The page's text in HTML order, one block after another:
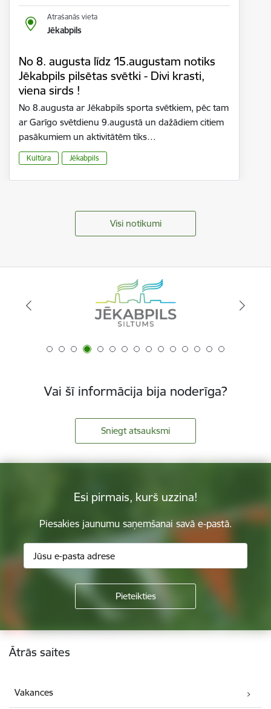
Atrašanās vieta
Jēkabpils
No 8. augusta līdz 15.augustam notiks
Jēkabpils pilsētas svētki - Divi krasti,
viena sirds !
No 8.augusta ar Jēkabpils sporta svētkiem, pēc tam
ar Garīgo svētdienu 9.augustā un dažādiem citiem
pasākumiem un aktivitātēm tiks…
Kultūra Jēkabpils
Visi notikumi
Vai šī informācija bija noderīga?
Sniegt atsauksmi
Esi pirmais, kurš uzzina!
Piesakies jaunumu saņemšanai savā e-pastā.
Kājene
Ātrās saites
Vakances